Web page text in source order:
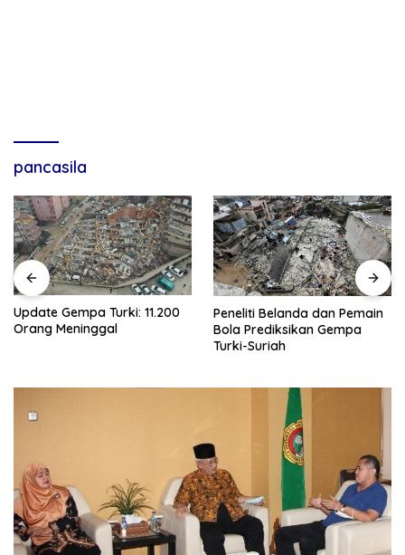
pancasila
Update Gempa Turki: 11.200
Orang Meninggal
Peneliti Belanda dan Pemain
Bola Prediksikan Gempa
Turki-Suriah